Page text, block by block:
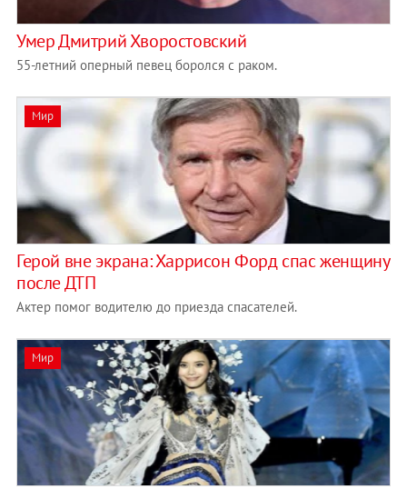
Умер Дмитрий Хворостовский
55-летний оперный певец боролся с раком.
Мир
Герой вне экрана: Харрисон Форд спас женщину
после ДТП
Актер помог водителю до приезда спасателей.
Мир